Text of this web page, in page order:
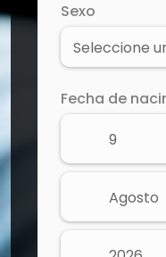
Sexo
Fecha de